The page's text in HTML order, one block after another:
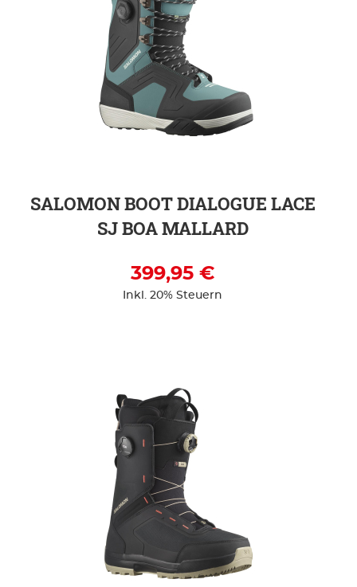
SALOMON BOOT DIALOGUE LACE
SJ BOA MALLARD
399,95 €
Inkl. 20% Steuern
ZUR DETAILSEITE
ZUR DETAILSEITE